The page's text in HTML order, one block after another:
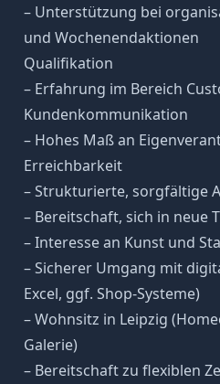
– Unterstützung bei
und Wochenendaktionen
Qualifikation
– Erfahrung im Bereich
Kundenkommunikation
– Hohes Maß an
Erreichbarkeit
– Strukturierte, sorgfältige
– Bereitschaft, sich in neue
– Interesse an Kunst und
– Sicherer Umgang mit
Excel, ggf. Shop-Systeme)
– Wohnsitz in Leipzig
Galerie)
– Bereitschaft zu flexiblen